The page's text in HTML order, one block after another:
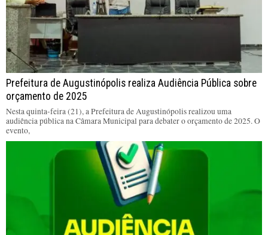
Prefeitura de Augustinópolis realiza Audiência Pública sobre
orçamento de 2025
Nesta quinta-feira (21), a Prefeitura de Augustinópolis realizou uma
audiência pública na Câmara Municipal para debater o orçamento de 2025. O
evento,